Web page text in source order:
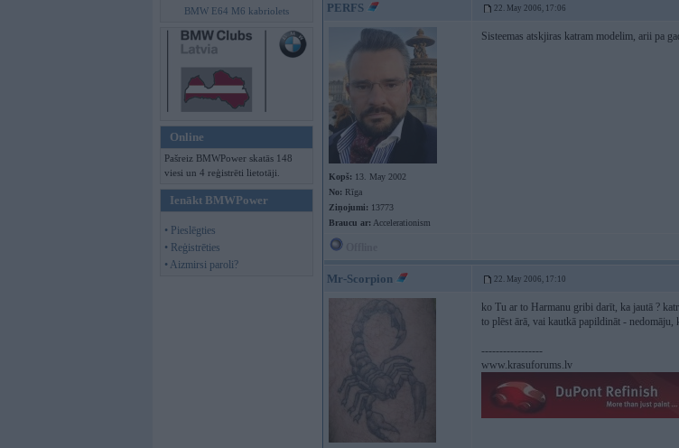
BMW E64 M6 kabriolets
Online
Pašreiz BMWPower skatās 148
viesi un 4 reģistrēti lietotāji.
Ienākt BMWPower
• Pieslēgties
• Reģistrēties
• Aizmirsi paroli?
PERFS 22. May 2006, 17:06
Kopš: 13. May 2002
No: Rīga
Ziņojumi: 13773
Braucu ar: Accelerationism
Sisteemas atskjiras katram modelim, arii pa
Mr-Scorpion 22. May 2006, 17:10
ko Tu ar to Harmanu gribi darīt, ka jautā ?
to plēst ārā, vai kautkā papildināt - nedomāju,
-----------------
www.krasuforums.lv